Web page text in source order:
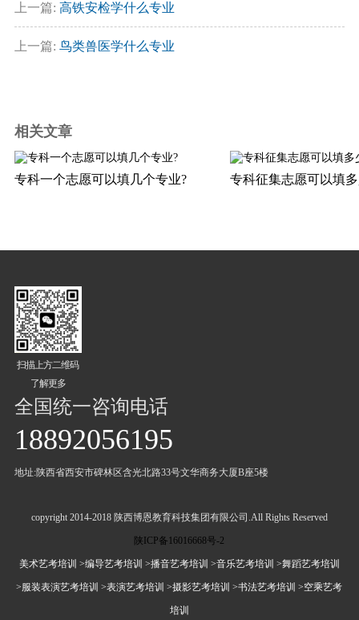
上一篇: 高铁安检学什么专业
上一篇: 鸟类兽医学什么专业
相关文章
专科一个志愿可以填几个专业? 专科征集志愿可以填
扫描上方二维码
了解更多
全国统一咨询电话
18892056195
地址:陕西省西安市碑林区含光北路33号文华商务大厦B座5楼
copyright 2014-2018 陕西博恩教育科技集团有限公司.All Rights Reserved
陕ICP备16016668号-2
美术艺考培训 >编导艺考培训 >播音艺考培训 >音乐艺考培训 >舞蹈艺考培训
>服装表演艺考培训 >表演艺考培训 >摄影艺考培训 >书法艺考培训 >空乘艺考
培训